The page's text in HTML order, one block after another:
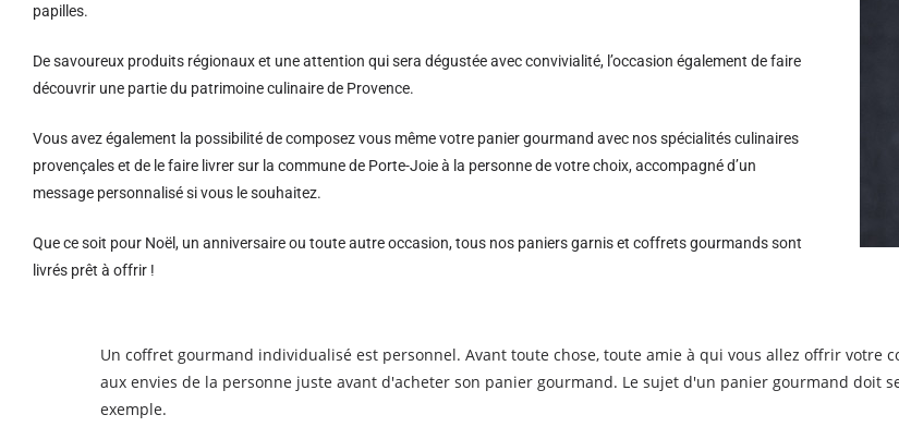
papilles.
De savoureux produits régionaux et une attention qui sera dégustée avec convivialité, l’occasion également de faire
découvrir une partie du patrimoine culinaire de Provence.
Vous avez également la possibilité de composez vous même votre panier gourmand avec nos spécialités culinaires
provençales et de le faire livrer sur la commune de Porte-Joie à la personne de votre choix, accompagné d’un
message personnalisé si vous le souhaitez.
Que ce soit pour Noël, un anniversaire ou toute autre occasion, tous nos paniers garnis et coffrets gourmands sont
livrés prêt à offrir !
Un coffret gourmand individualisé est personnel. Avant toute chose, toute amie à qui vous allez offrir
aux envies de la personne juste avant d'acheter son panier gourmand. Le sujet d'un panier gourmand doit
exemple.